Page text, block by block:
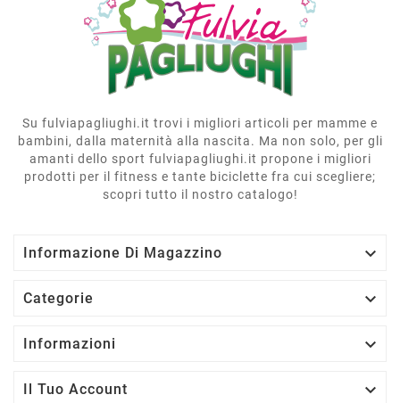
Su fulviapagliughi.it trovi i migliori articoli per mamme e
bambini, dalla maternità alla nascita. Ma non solo, per gli
amanti dello sport fulviapagliughi.it propone i migliori
prodotti per il fitness e tante biciclette fra cui scegliere;
scopri tutto il nostro catalogo!
Informazione Di Magazzino 
Categorie 
Informazioni 
Il Tuo Account 